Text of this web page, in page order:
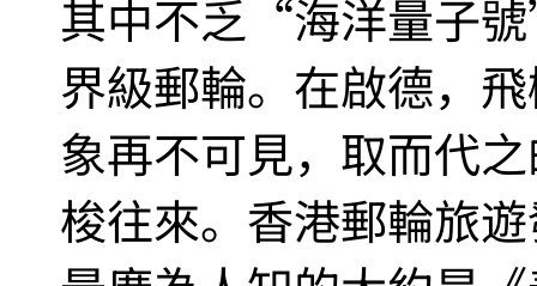
其中不乏“海洋量子
界級郵輪。在啟德，
象再不可見，取而代
梭往來。香港郵輪旅